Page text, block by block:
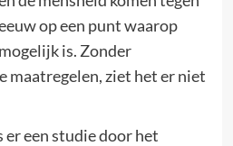
op een punt waarop
is. Zonder
maatregelen, ziet het er niet
er een studie door het